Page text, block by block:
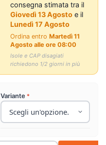
consegna stimata tra il
Giovedì 13 Agosto e il
Lunedì 17 Agosto
Ordina entroMartedì 11
Agosto alle ore 08:00
Isole e CAP disagiati
richiedono 1/2 giorni in più
Variante